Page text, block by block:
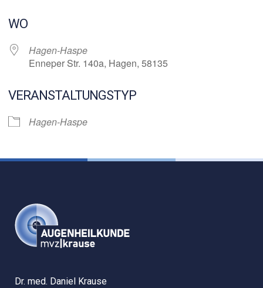
WO
Hagen-Haspe
Enneper Str. 140a, Hagen, 58135
VERANSTALTUNGSTYP
Hagen-Haspe
Dr. med. Daniel Krause